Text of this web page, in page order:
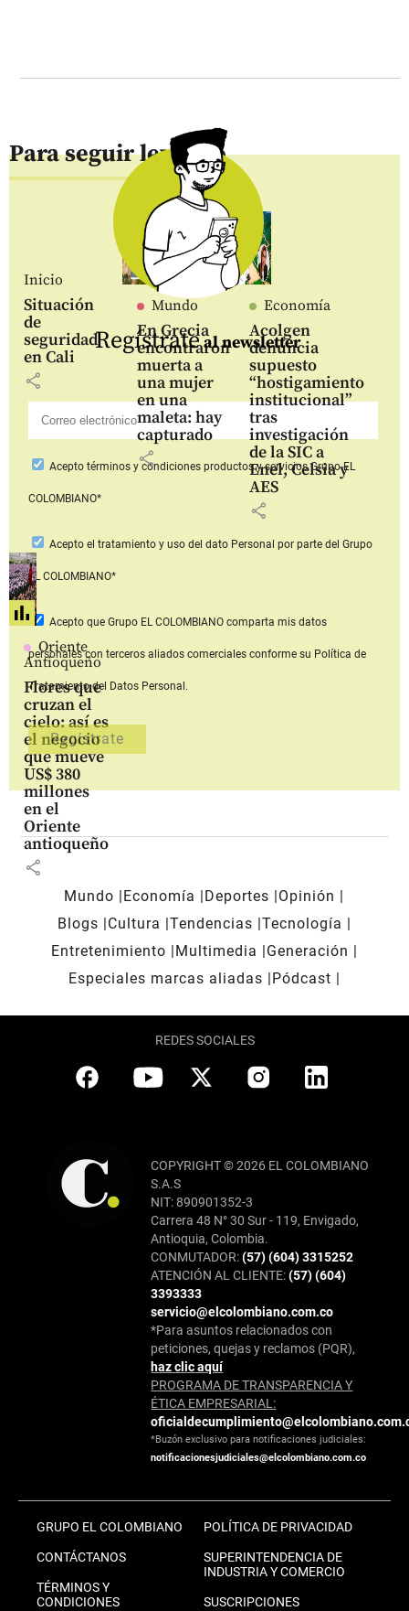
Para seguir leyendo
Inicio
Situación
de
seguridad
en Cali
share
Mundo
En Grecia
encontraron
muerta a
una mujer
en una
maleta: hay
capturado
share
Economía
Acolgen
denuncia
supuesto
“hostigamiento
institucional”
tras
investigación
de la SIC a
Enel, Celsia y
AES
share
Oriente
Antioqueño
Flores que
cruzan el
cielo: así es
el negocio
que mueve
US$ 380
millones
en el
Oriente
antioqueño
share
Regístrateal newsletter
Aceptotérminos y condiciones productos y serviciosGrupo EL
COLOMBIANO*
Acepto el tratamiento y uso del dato Personal por parte del Grupo
EL COLOMBIANO*
Acepto que Grupo EL COLOMBIANOcomparta mis datos
personales con terceros aliados comerciales conforme su Política de
Tratamiento del Datos Personal.
Mundo Economía Deportes
Opinión
Blogs
Cultura Tendencias Tecnología
Entretenimiento
Multimedia
Generación
Especiales marcas aliadas
Pódcast
REDES SOCIALES
COPYRIGHT © 2026 EL COLOMBIANO
S.A.S
NIT: 890901352-3
Carrera 48 N° 30 Sur - 119, Envigado,
Antioquia, Colombia.
CONMUTADOR:(57) (604) 3315252
ATENCIÓN AL CLIENTE:(57) (604)
3393333
servicio@elcolombiano.com.co
*Para asuntos relacionados con
peticiones, quejas y reclamos (PQR),
haz clic aquí
PROGRAMA DE TRANSPARENCIA Y
ÉTICA EMPRESARIAL:
*Buzón exclusivo para notificaciones judiciales:
notificacionesjudiciales@elcolombiano.com.co
GRUPO EL COLOMBIANO
CONTÁCTANOS
TÉRMINOS Y
CONDICIONES
POLÍTICA DE PRIVACIDAD
SUPERINTENDENCIA DE
INDUSTRIA Y COMERCIO
SUSCRIPCIONES